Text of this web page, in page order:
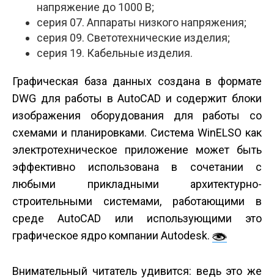
напряжение до 1000 В;
серия 07. Аппараты низкого напряжения;
серия 09. Светотехнические изделия;
серия 19. Кабельные изделия.
Графическая база данных создана в формате
DWG для работы в AutoCAD и содержит блоки
изображения оборудования для работы со
схемами и планировками. Система WinELSO как
электротехническое приложение может быть
эффективно использована в сочетании с
любыми прикладными архитектурно-
строительными системами, работающими в
среде AutoCAD или использующими это
графическое ядро компании Autodesk.
Внимательный читатель удивится: ведь это же